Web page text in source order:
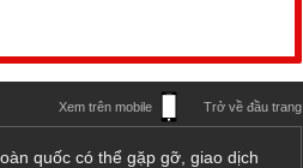
Xem trên mobile Trở về đầu trang
quốc có thể gặp gỡ, giao dịch